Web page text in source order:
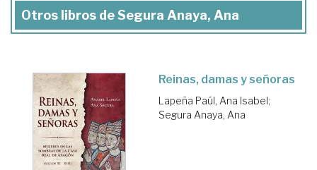
Otros libros de Segura Anaya, Ana
Reinas, damas y señoras
Lapeña Paúl, Ana Isabel;
Segura Anaya, Ana